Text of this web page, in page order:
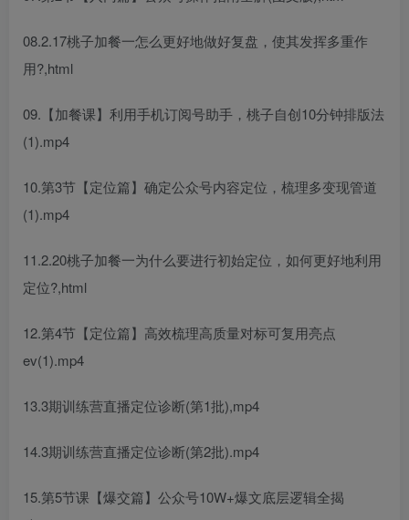
08.2.17桃子加餐一怎么更好地做好复盘，使其发挥多重作
用?,html
09.【加餐课】利用手机订阅号助手，桃子自创10分钟排版法
(1).mp4
10.第3节【定位篇】确定公众号内容定位，梳理多变现管道
(1).mp4
11.2.20桃子加餐一为什么要进行初始定位，如何更好地利用
定位?,html
12.第4节【定位篇】高效梳理高质量对标可复用亮点
ev(1).mp4
13.3期训练营直播定位诊断(第1批),mp4
14.3期训练营直播定位诊断(第2批).mp4
15.第5节课【爆交篇】公众号10W+爆文底层逻辑全揭